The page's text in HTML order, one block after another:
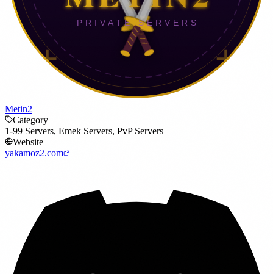
Metin2
Category
1-99 Servers, Emek Servers, PvP Servers
Website
yakamoz2.com